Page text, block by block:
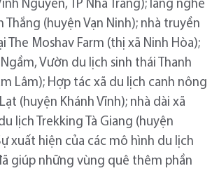
Nguyên, TP Nha Trang); làng nghề
Thắng (huyện Vạn Ninh); nhà truyền
The Moshav Farm (thị xã Ninh Hòa);
Ngầm, Vườn du lịch sinh thái Thanh
Lâm); Hợp tác xã du lịch canh nông
(huyện Khánh Vĩnh); nhà dài xã
lịch Trekking Tà Giang (huyện
xuất hiện của các mô hình du lịch
giúp những vùng quê thêm phần